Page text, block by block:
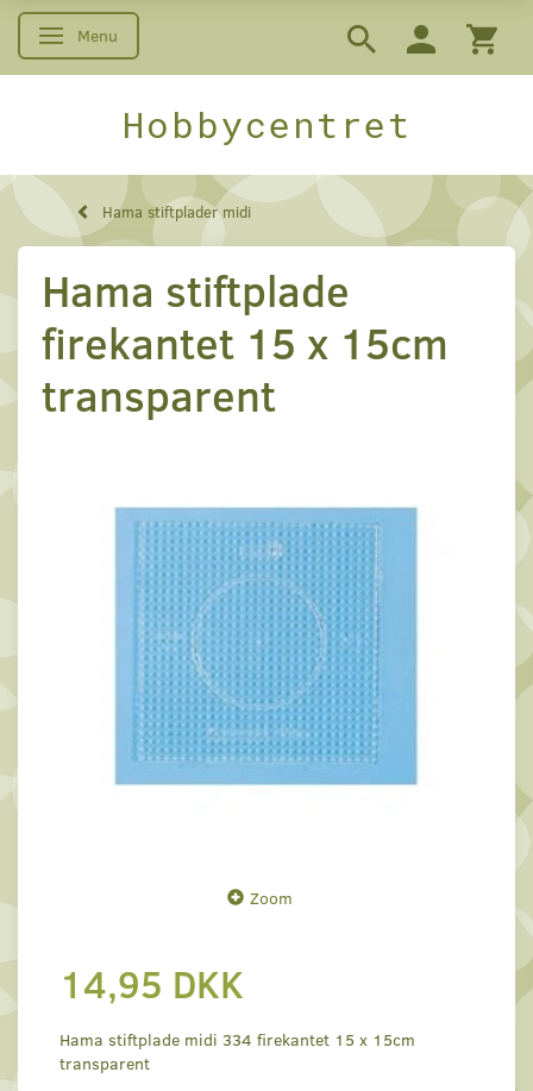
Skifte navigation
Menu
Hobbycentret
Hama stiftplader midi
Hama stiftplade
firekantet 15 x 15cm
transparent
Zoom
14,95 DKK
Hama stiftplade midi 334 firekantet 15 x 15cm
transparent